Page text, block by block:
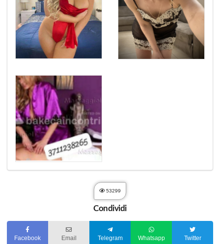
53299
Condividi
Facebook Email Telegram Whatsapp Twitter